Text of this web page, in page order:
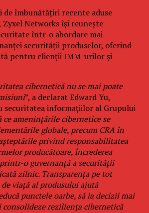
de îmbunătățiri recente aduse
Networks își reunește
într-o abordare mai
securității produselor, oferind
pentru clienții IMM-urilor și
cibernetică nu se mai poate
”, a declarat Edward Yu,
securitatea informațiilor al Grupului
ce amenințările cibernetice se
globale, precum CRA în
privind responsabilitatea
producătoare, încrederea
o guvernanță a securității
zilnic. Transparența pe tot
viață al produsului ajută
punctele oarbe, să ia decizii mai
reziliența cibernetică